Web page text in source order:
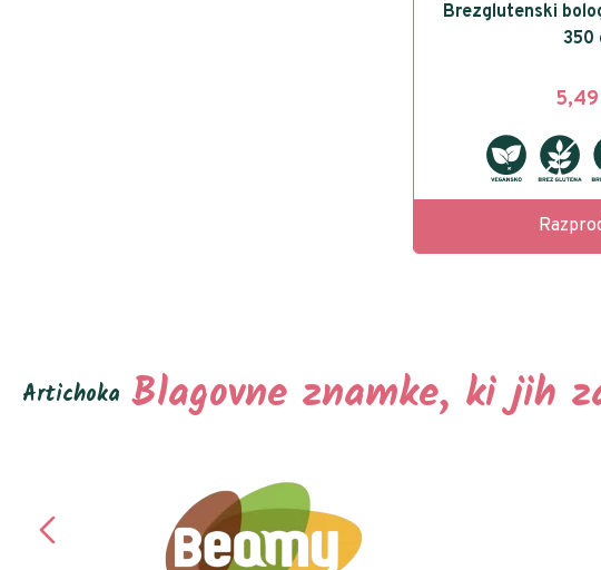
Brezglutenski
350
5,49
Artichoka Blagovne znamke, ki jih